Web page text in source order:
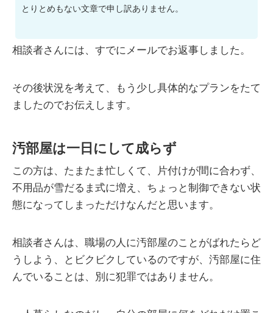
とりとめもない文章で申し訳ありません。
相談者さんには、すでにメールでお返事しました。
その後状況を考えて、もう少し具体的なプランをたて
ましたのでお伝えします。
汚部屋は一日にして成らず
この方は、たまたま忙しくて、片付けが間に合わず、
不用品が雪だるま式に増え、ちょっと制御できない状
態になってしまっただけなんだと思います。
相談者さんは、職場の人に汚部屋のことがばれたらど
うしよう、とビクビクしているのですが、汚部屋に住
んでいることは、別に犯罪ではありません。